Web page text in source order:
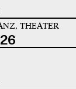
THEATER